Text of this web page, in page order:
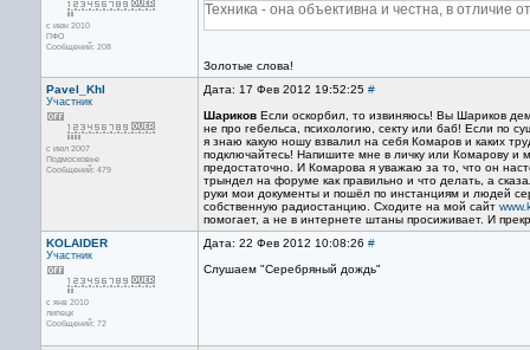
с июн 2010
ПФО
Сообщений: 208
Техника - она объективна и честна, в отличие
Золотые слова!
Pavel_Khl
Участник
с июл 2007
Подмосковье
Сообщений: 479
Дата: 17 Фев 2012 19:52:25 #
Шариков Если оскорбил, то извиняюсь! Вы Шариков
не про гебельса, психологию, секту или баб! Если по
я знаю какую ношу взвалил на себя Комаров и каких
подключайтесь! Напишите мне в личку или Комарову
предостаточно. И Комарова я уважаю за то, что он
трындел на форуме как правильно и что делать, а
руки мои документы и пошёл по инстанциям и людей
собственную радиостанцию. Сходите на мой сайт
помогает, а не в интернете штаны просиживает. И
KOLAIDER
Участник
с янв 2010
липецк
Сообщений: 72
Дата: 22 Фев 2012 10:08:26 #
Слушаем "Серебряный дождь"